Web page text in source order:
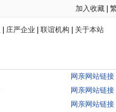
加入收藏
庄严企业 联谊机构
关于本站
网亲网站链接
网亲网站链接
网亲网站链接